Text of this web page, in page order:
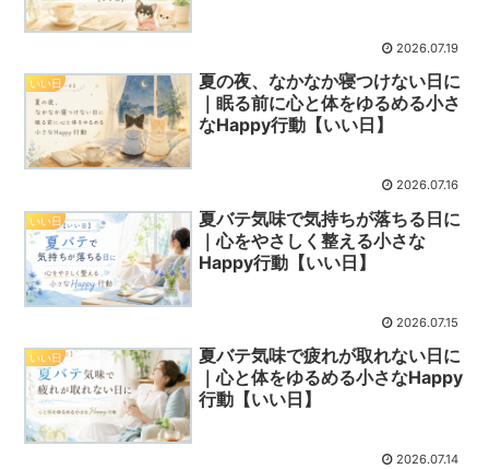
2026.07.19
いい日
夏の夜、なかなか寝つけない日に
｜眠る前に心と体をゆるめる小さ
なHappy行動【いい日】
2026.07.16
いい日
夏バテ気味で気持ちが落ちる日に
｜心をやさしく整える小さな
Happy行動【いい日】
2026.07.15
いい日
夏バテ気味で疲れが取れない日に
｜心と体をゆるめる小さなHappy
行動【いい日】
2026.07.14